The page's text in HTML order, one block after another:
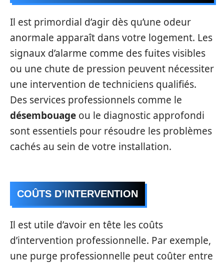
Il est primordial d’agir dès qu’une odeur
anormale apparaît dans votre logement. Les
signaux d’alarme comme des fuites visibles
ou une chute de pression peuvent nécessiter
une intervention de techniciens qualifiés.
Des services professionnels comme le
désembouage ou le diagnostic approfondi
sont essentiels pour résoudre les problèmes
cachés au sein de votre installation.
COÛTS D’INTERVENTION
Il est utile d’avoir en tête les coûts
d’intervention professionnelle. Par exemple,
une purge professionnelle peut coûter entre